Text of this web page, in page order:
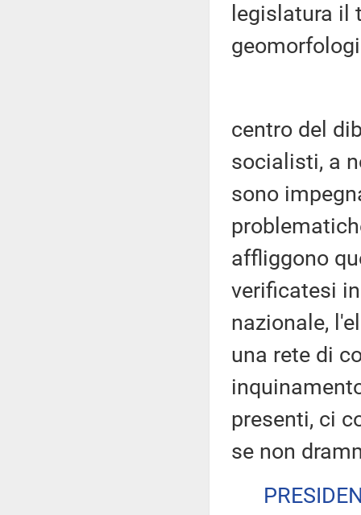
legislatura il
centro del
socialisti, a
sono
affliggono
verificatesi
nazionale,
una rete di
presenti, ci
se non